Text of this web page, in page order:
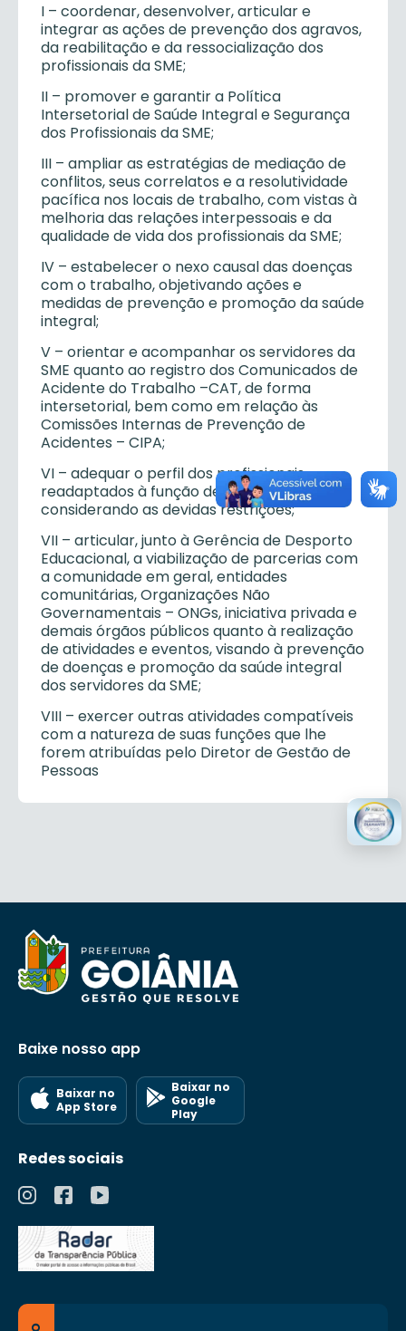
I – coordenar, desenvolver, articular e
integrar as ações de prevenção dos agravos,
da reabilitação e da ressocialização dos
profissionais da SME;
II – promover e garantir a Política
Intersetorial de Saúde Integral e Segurança
dos Profissionais da SME;
III – ampliar as estratégias de mediação de
conflitos, seus correlatos e a resolutividade
pacífica nos locais de trabalho, com vistas à
melhoria das relações interpessoais e da
qualidade de vida dos profissionais da SME;
IV – estabelecer o nexo causal das doenças
com o trabalho, objetivando ações e
medidas de prevenção e promoção da saúde
integral;
V – orientar e acompanhar os servidores da
SME quanto ao registro dos Comunicados de
Acidente do Trabalho –CAT, de forma
intersetorial, bem como em relação às
Comissões Internas de Prevenção de
Acidentes – CIPA;
VI – adequar o perfil dos profissionais
readaptados à função de origem,
considerando as devidas restrições;
VII – articular, junto à Gerência de Desporto
Educacional, a viabilização de parcerias com
a comunidade em geral, entidades
comunitárias, Organizações Não
Governamentais – ONGs, iniciativa privada e
demais órgãos públicos quanto à realização
de atividades e eventos, visando à prevenção
de doenças e promoção da saúde integral
dos servidores da SME;
VIII – exercer outras atividades compatíveis
com a natureza de suas funções que lhe
forem atribuídas pelo Diretor de Gestão de
Pessoas
Baixe nosso app
Baixar no
App Store
Baixar no
Google
Play
Redes sociais